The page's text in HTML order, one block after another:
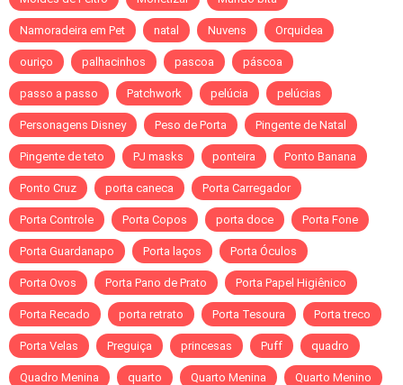
Namoradeira em Pet natal Nuvens Orquidea
ouriço palhacinhos pascoa páscoa
passo a passo Patchwork pelúcia pelúcias
Personagens Disney Peso de Porta Pingente de Natal
Pingente de teto PJ masks ponteira Ponto Banana
Ponto Cruz porta caneca Porta Carregador
Porta Controle Porta Copos porta doce Porta Fone
Porta Guardanapo Porta laços Porta Óculos
Porta Ovos Porta Pano de Prato Porta Papel Higiênico
Porta Recado porta retrato Porta Tesoura Porta treco
Porta Velas Preguiça princesas Puff quadro
Quadro Menina quarto Quarto Menina Quarto Menino